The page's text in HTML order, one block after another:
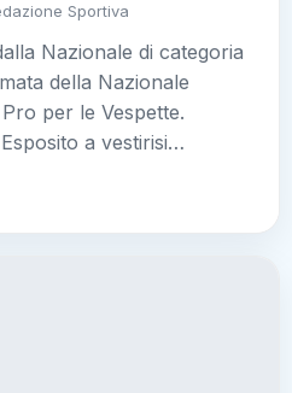
Sportiva
Nazionale di categoria
della Nazionale
per le Vespette.
a vestirisi…